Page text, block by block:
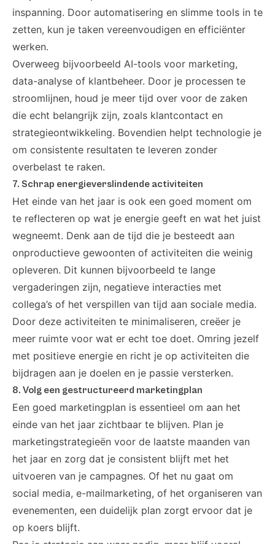
inspanning. Door automatisering en slimme tools in te
zetten, kun je taken vereenvoudigen en efficiënter
werken.
Overweeg bijvoorbeeld AI-tools voor marketing,
data-analyse of klantbeheer. Door je processen te
stroomlijnen, houd je meer tijd over voor de zaken
die echt belangrijk zijn, zoals klantcontact en
strategieontwikkeling. Bovendien helpt technologie je
om consistente resultaten te leveren zonder
overbelast te raken.
7. Schrap energieverslindende activiteiten
Het einde van het jaar is ook een goed moment om
te reflecteren op wat je energie geeft en wat het juist
wegneemt. Denk aan de tijd die je besteedt aan
onproductieve gewoonten of activiteiten die weinig
opleveren. Dit kunnen bijvoorbeeld te lange
vergaderingen zijn, negatieve interacties met
collega’s of het verspillen van tijd aan sociale media.
Door deze activiteiten te minimaliseren, creëer je
meer ruimte voor wat er echt toe doet. Omring jezelf
met positieve energie en richt je op activiteiten die
bijdragen aan je doelen en je passie versterken.
8. Volg een gestructureerd marketingplan
Een goed marketingplan is essentieel om aan het
einde van het jaar zichtbaar te blijven. Plan je
marketingstrategieën voor de laatste maanden van
het jaar en zorg dat je consistent blijft met het
uitvoeren van je campagnes. Of het nu gaat om
social media, e-mailmarketing, of het organiseren van
evenementen, een duidelijk plan zorgt ervoor dat je
op koers blijft.